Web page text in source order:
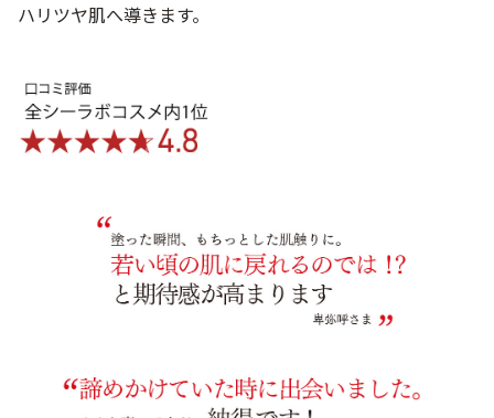
ハリツヤ肌へ導きます。